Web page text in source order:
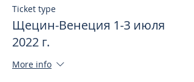
Ticket type
Щецин-Венеция 1-3 июля
2022 г.
More info